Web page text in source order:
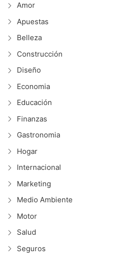
Amor
Apuestas
Belleza
Construcción
Diseño
Economia
Educación
Finanzas
Gastronomia
Hogar
Internacional
Marketing
Medio Ambiente
Motor
Salud
Seguros